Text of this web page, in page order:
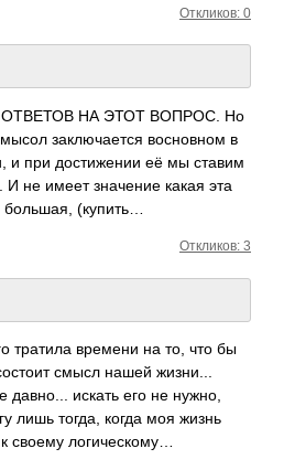
Откликов: 0
НА ЭТОТ ВОПРОС. Но
закл­ючае­тся восн­овном в
и при дост­ижении её мы ставим
не имеет знач­ение какая эта
(купить…
Откликов: 3
тратила времени на то, что бы
смысл нашей жизн­и...
давн­о... искать его не нужно,
лишь тогда, когда моя жизнь
своему логи­ческ­ому…